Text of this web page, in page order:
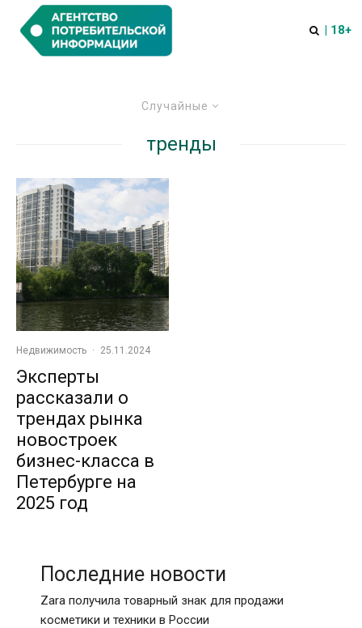
| 18+
Случайные
тренды
Недвижимость · 25.11.2024
Эксперты
рассказали о
трендах рынка
новостроек
бизнес-класса в
Петербурге на
2025 год
Последние новости
Zara получила товарный знак для продажи
косметики и техники в России